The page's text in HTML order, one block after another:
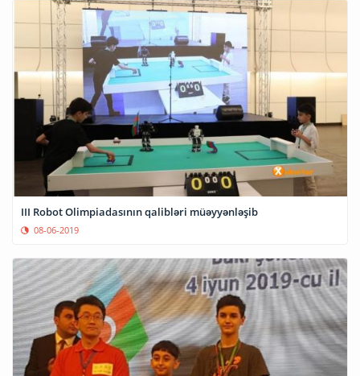
III Robot Olimpiadasının qalibləri müəyyənləşib
08-06-2019